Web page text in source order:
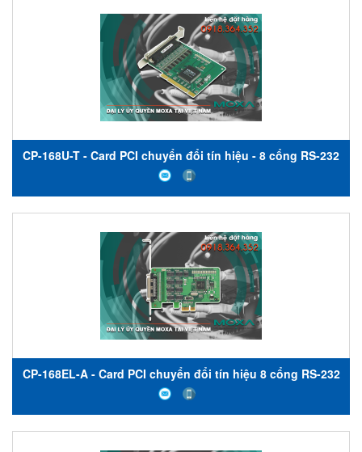
CP-168U-T - Card PCI chuyển đổi tín hiệu - 8 cổng RS-232
- nhiệt độ hoạt động -40 đến 85 ° C - Moxa Việt Nam
CP-168EL-A - Card PCI chuyển đổi tín hiệu 8 cổng RS-232
cấu hình thấp - Moxa Việt Nam